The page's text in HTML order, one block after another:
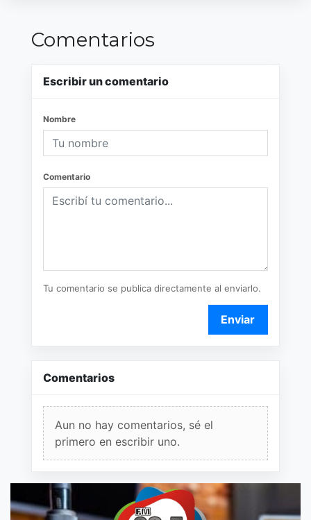
Comentarios
Escribir un comentario
Nombre
Comentario
Tu comentario se publica directamente al enviarlo.
Enviar
Comentarios
Aun no hay comentarios, sé el
primero en escribir uno.